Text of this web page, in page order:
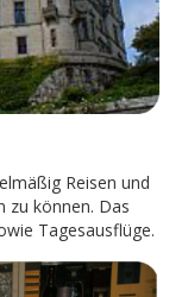
Reisen und
zu können. Das
Tagesausflüge.